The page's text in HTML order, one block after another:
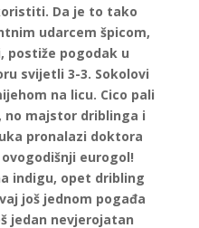
Da je to tako
udarcem špicom,
postiže pogodak u
svijetli 3-3. Sokolovi
na licu. Cico pali
majstor driblinga i
pronalazi doktora
eurogol!
indigu, opet dribling
još jednom pogađa
jedan nevjerojatan